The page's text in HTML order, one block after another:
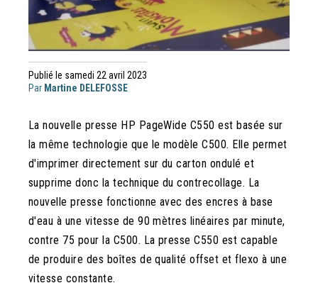
Publié le samedi 22 avril 2023
Par Martine DELEFOSSE
La nouvelle presse HP PageWide C550 est basée sur
la même technologie que le modèle C500. Elle permet
d'imprimer directement sur du carton ondulé et
supprime donc la technique du contrecollage. La
nouvelle presse fonctionne avec des encres à base
d'eau à une vitesse de 90 mètres linéaires par minute,
contre 75 pour la C500. La presse C550 est capable
de produire des boîtes de qualité offset et flexo à une
vitesse constante.